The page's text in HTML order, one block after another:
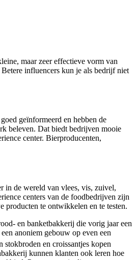
maar zeer effectieve vorm van
Betere influencers kun je als bedrijf niet
geïnformeerd en hebben de
beleven. Dat biedt bedrijven mooie
center. Bierproducenten,
in de wereld van vlees, vis, zuivel,
centers van de foodbedrijven zijn
producten te ontwikkelen en te testen.
en banketbakkerij die vorig jaar een
anoniem gebouw op even een
en croissantjes kopen
kunnen klanten ook leren hoe